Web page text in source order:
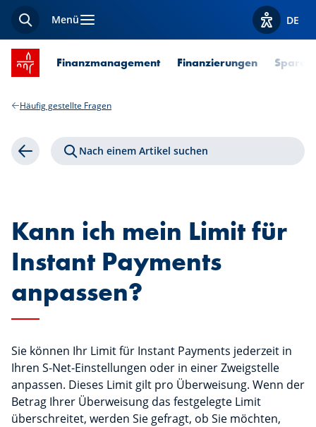
SucheMenü Optionen
DE
Startseite SPUERKEESS
Finanzmanagement Finanzierungen Sparen
Häufig gestellte Fragen
Zurück Nach einem Artikel suchen
Kann ich mein Limit für
Instant Payments
anpassen?
Sie können Ihr Limit für Instant Payments jederzeit in
Ihren S-Net-Einstellungen oder in einer Zweigstelle
anpassen. Dieses Limit gilt pro Überweisung. Wenn der
Betrag Ihrer Überweisung das festgelegte Limit
überschreitet, werden Sie gefragt, ob Sie möchten,